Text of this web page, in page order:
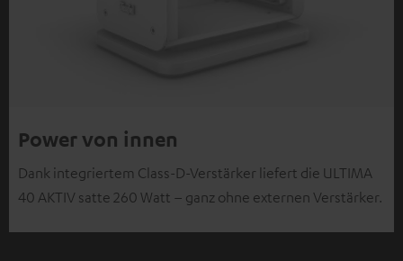
Power von innen
Dank integriertem Class-D-Verstärker liefert die ULTIMA
40 AKTIV satte 260 Watt – ganz ohne externen Verstärker.